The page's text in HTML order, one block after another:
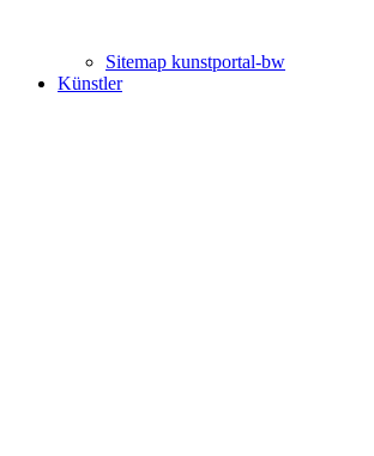
Sitemap kunstportal-bw
Künstler